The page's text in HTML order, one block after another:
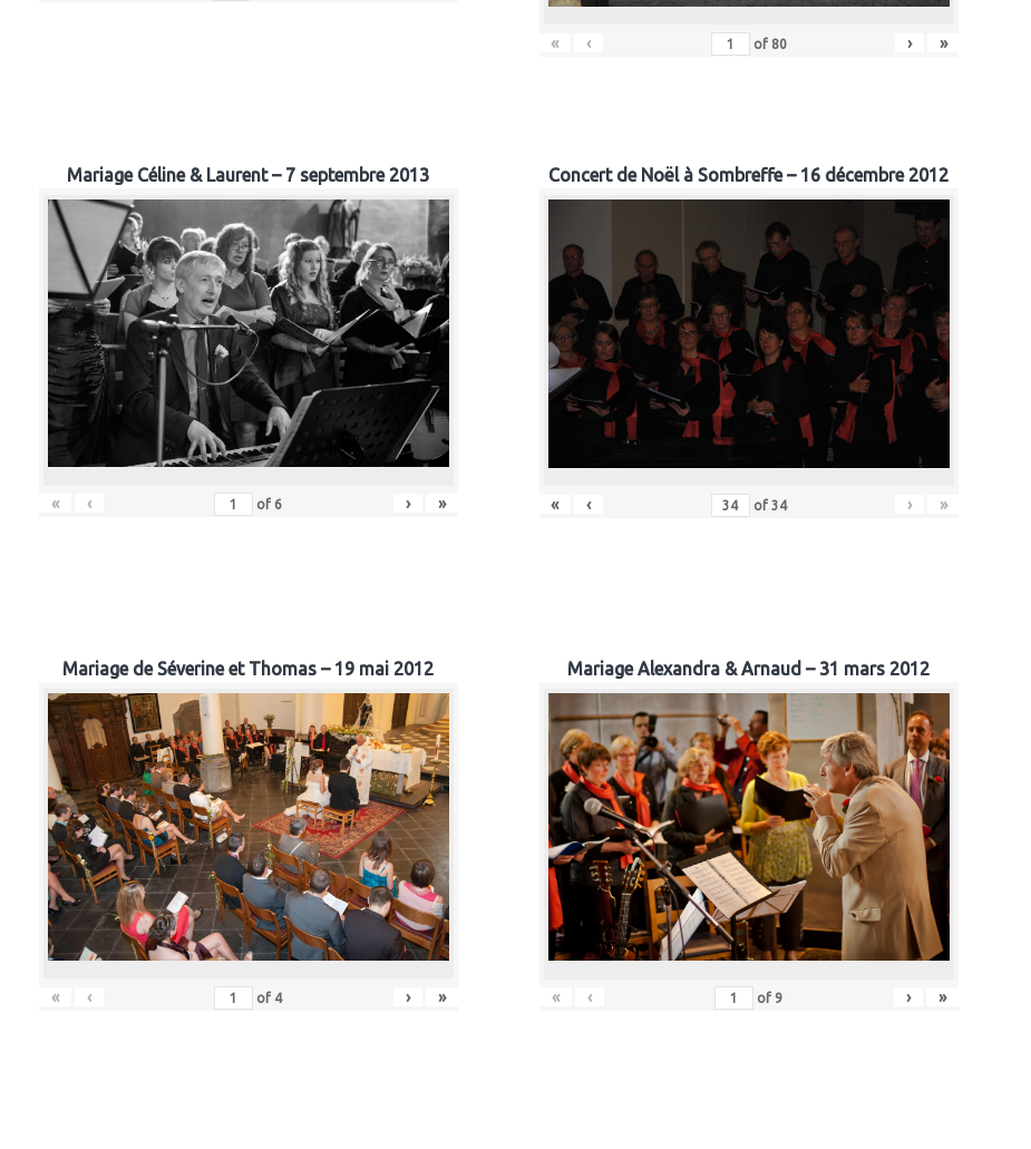
« ‹ of 80 › »
Mariage Céline & Laurent – 7 septembre 2013
« ‹ of 6 › »
Concert de Noël à Sombreffe – 16 décembre 2012
« ‹ of 34 › »
Mariage de Séverine et Thomas – 19 mai 2012
« ‹ of 4 › »
Mariage Alexandra & Arnaud – 31 mars 2012
« ‹ of 9 › »